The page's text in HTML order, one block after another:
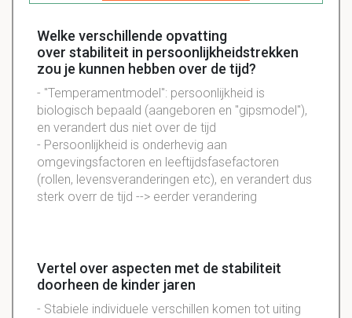
Welke verschillende opvatting
over stabiliteit in persoonlijkheidstrekken
zou je kunnen hebben over de tijd?
- "Temperamentmodel ": persoonlijkheid is
biologisch bepaald (aangeboren en "gipsmodel "),
en verandert dus niet over de tijd
- Persoonlijkheid is onderhevig aan
omgevingsfactoren en leeftijdsfasefactoren
(rollen, levensveranderingen etc), en verandert dus
sterk overr de tijd --> eerder verandering
Vertel over aspecten met de stabiliteit
doorheen de kinder jaren
- Stabiele individuele verschillen komen tot uiting